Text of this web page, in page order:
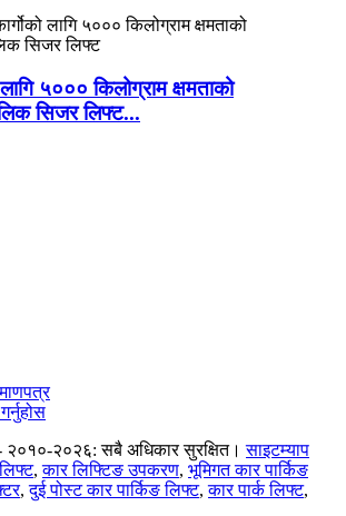
५००० किलोग्राम क्षमताको
सिजर लिफ्ट...
२०१०-२०२६: सबै अधिकार सुरक्षित। साइटम्याप
,कार लिफ्टिङ उपकरण, भूमिगत कार पार्किङ
,दुई पोस्ट कार पार्किङ लिफ्ट,कार पार्क लिफ्ट,